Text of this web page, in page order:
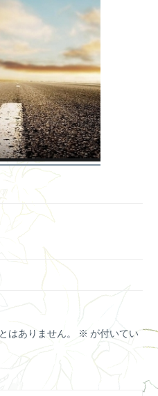
はありません。 ※ が付いてい